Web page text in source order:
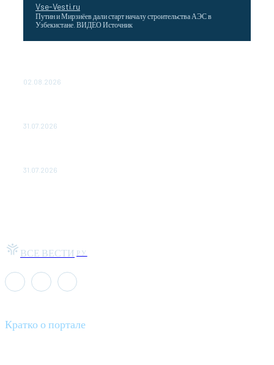
Vse-Vesti.ru
Путин и Мирзиёев дали старт началу строительства АЭС в
Узбекистане. ВИДЕО Источник
02.08.2026
31.07.2026
31.07.2026
ВСЕ ВЕСТИ РУ
Кратко о портале